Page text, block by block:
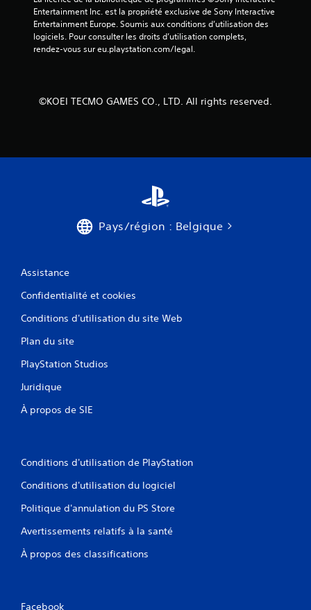
Entertainment Inc. est la propriété exclusive de Sony Interactive
Entertainment Europe. Soumis aux conditions d’utilisation des
logiciels. Pour consulter les droits d’utilisation complets,
rendez-vous sur eu.playstation.com/legal.
©KOEI TECMO GAMES CO., LTD. All rights reserved.
Pays/région : Belgique
Assistance
Confidentialité et cookies
Conditions d'utilisation du site Web
Plan du site
PlayStation Studios
Juridique
À propos de SIE
Conditions d'utilisation de PlayStation
Conditions d'utilisation du logiciel
Politique d'annulation du PS Store
Avertissements relatifs à la santé
À propos des classifications
Facebook